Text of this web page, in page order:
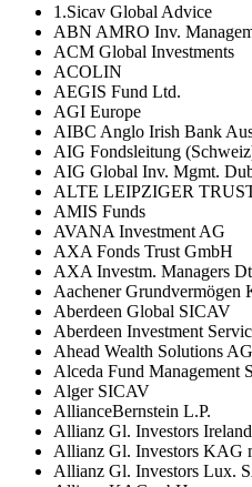
1.Sicav Global Advice
ABN AMRO Inv.
ACM Global Investments
ACOLIN
AEGIS Fund Ltd.
AGI Europe
AIBC Anglo Irish Bank
AIG Fondsleitung
AIG Global Inv. Mgmt.
ALTE LEIPZIGER
AMIS Funds
AVANA Investment AG
AXA Fonds Trust GmbH
AXA Investm. Managers
Aachener Grundvermögen
Aberdeen Global SICAV
Aberdeen Investment
Ahead Wealth Solutions
Alceda Fund Management
Alger SICAV
AllianceBernstein L.P.
Allianz Gl. Investors Ireland
Allianz Gl. Investors KAG
Allianz Gl. Investors Lux.